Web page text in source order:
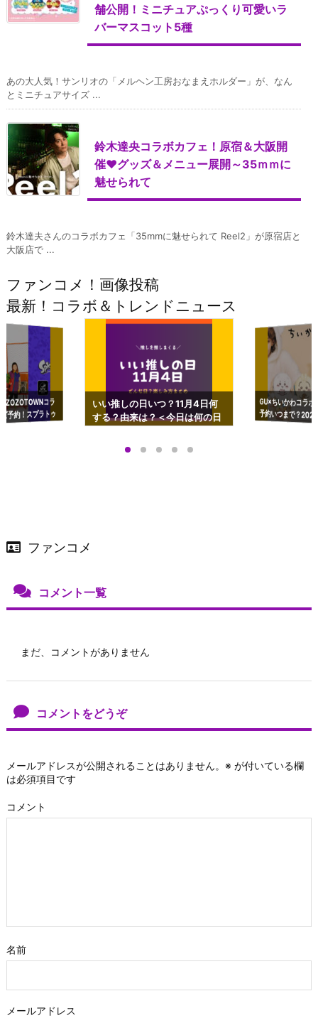
舗公開！ミニチュアぷっくり可愛いラ
バーマスコット5種
あの大人気！サンリオの「メルヘン工房おなまえホルダー」が、なん
とミニチュアサイズ ...
鈴木達央コラボカフェ！原宿＆大阪開
催♥グッズ＆メニュー展開～35ｍｍに
魅せられて
鈴木達夫さんのコラボカフェ「35mmに魅せられて Reel2」が原宿店と
大阪店で ...
ファンコメ！画像投稿
最新！コラボ＆トレンドニュース
コラ
予約！スプラトゥ
ップも渋谷Hz
いい推しの日いつ？11月4日何
する？由来は？＜今日は何の日
GU×ちいかわコラ
予約いつまで？
ーチやショルダー
ファンコメ
コメント一覧
まだ、コメントがありません
コメントをどうぞ
メールアドレスが公開されることはありません。 ※ が付いている欄
は必須項目です
コメント
名前
メールアドレス